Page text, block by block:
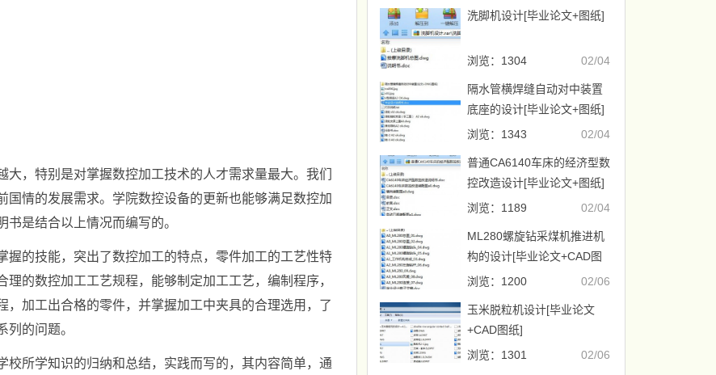
，特别是对掌握数控加工技术的人才需求量最大。我们
情的发展需求。学院数控设备的更新也能够满足数控加
是结合以上情况而编写的。
握的技能，突出了数控加工的特点，零件加工的工艺性特
的数控加工工艺规程，能够制定加工工艺，编制程序，
加工出合格的零件，并掌握加工中夹具的合理选用，了
的问题。
校所学知识的归纳和总结，实践而写的，其内容简单，通
洗脚机设计[毕业论文+图纸]
02/04
浏览：1304
隔水管横焊缝自动对中装置
底座的设计[毕业论文+图纸]
02/04
浏览：1343
普通CA6140车床的经济型数
控改造设计[毕业论文+图纸]
02/04
浏览：1189
ML280螺旋钻采煤机推进机
构的设计[毕业论文+CAD图
纸]
02/06
浏览：1200
玉米脱粒机设计[毕业论文
+CAD图纸]
02/06
浏览：1301